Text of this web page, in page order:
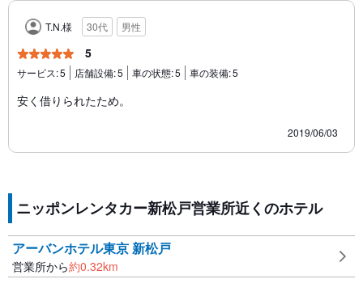
T.N.様 30代 男性
5
サービス:5 店舗設備:5 車の状態:5 車の装備:5
安く借りられたため。
2019/06/03
ニッポンレンタカー新松戸営業所近くのホテル
アーバンホテル東京 新松戸
営業所から約0.32km